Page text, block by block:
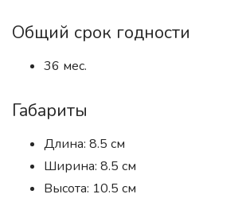
Общий срок годности
36 мес.
Габариты
Длина: 8.5 см
Ширина: 8.5 см
Высота: 10.5 см